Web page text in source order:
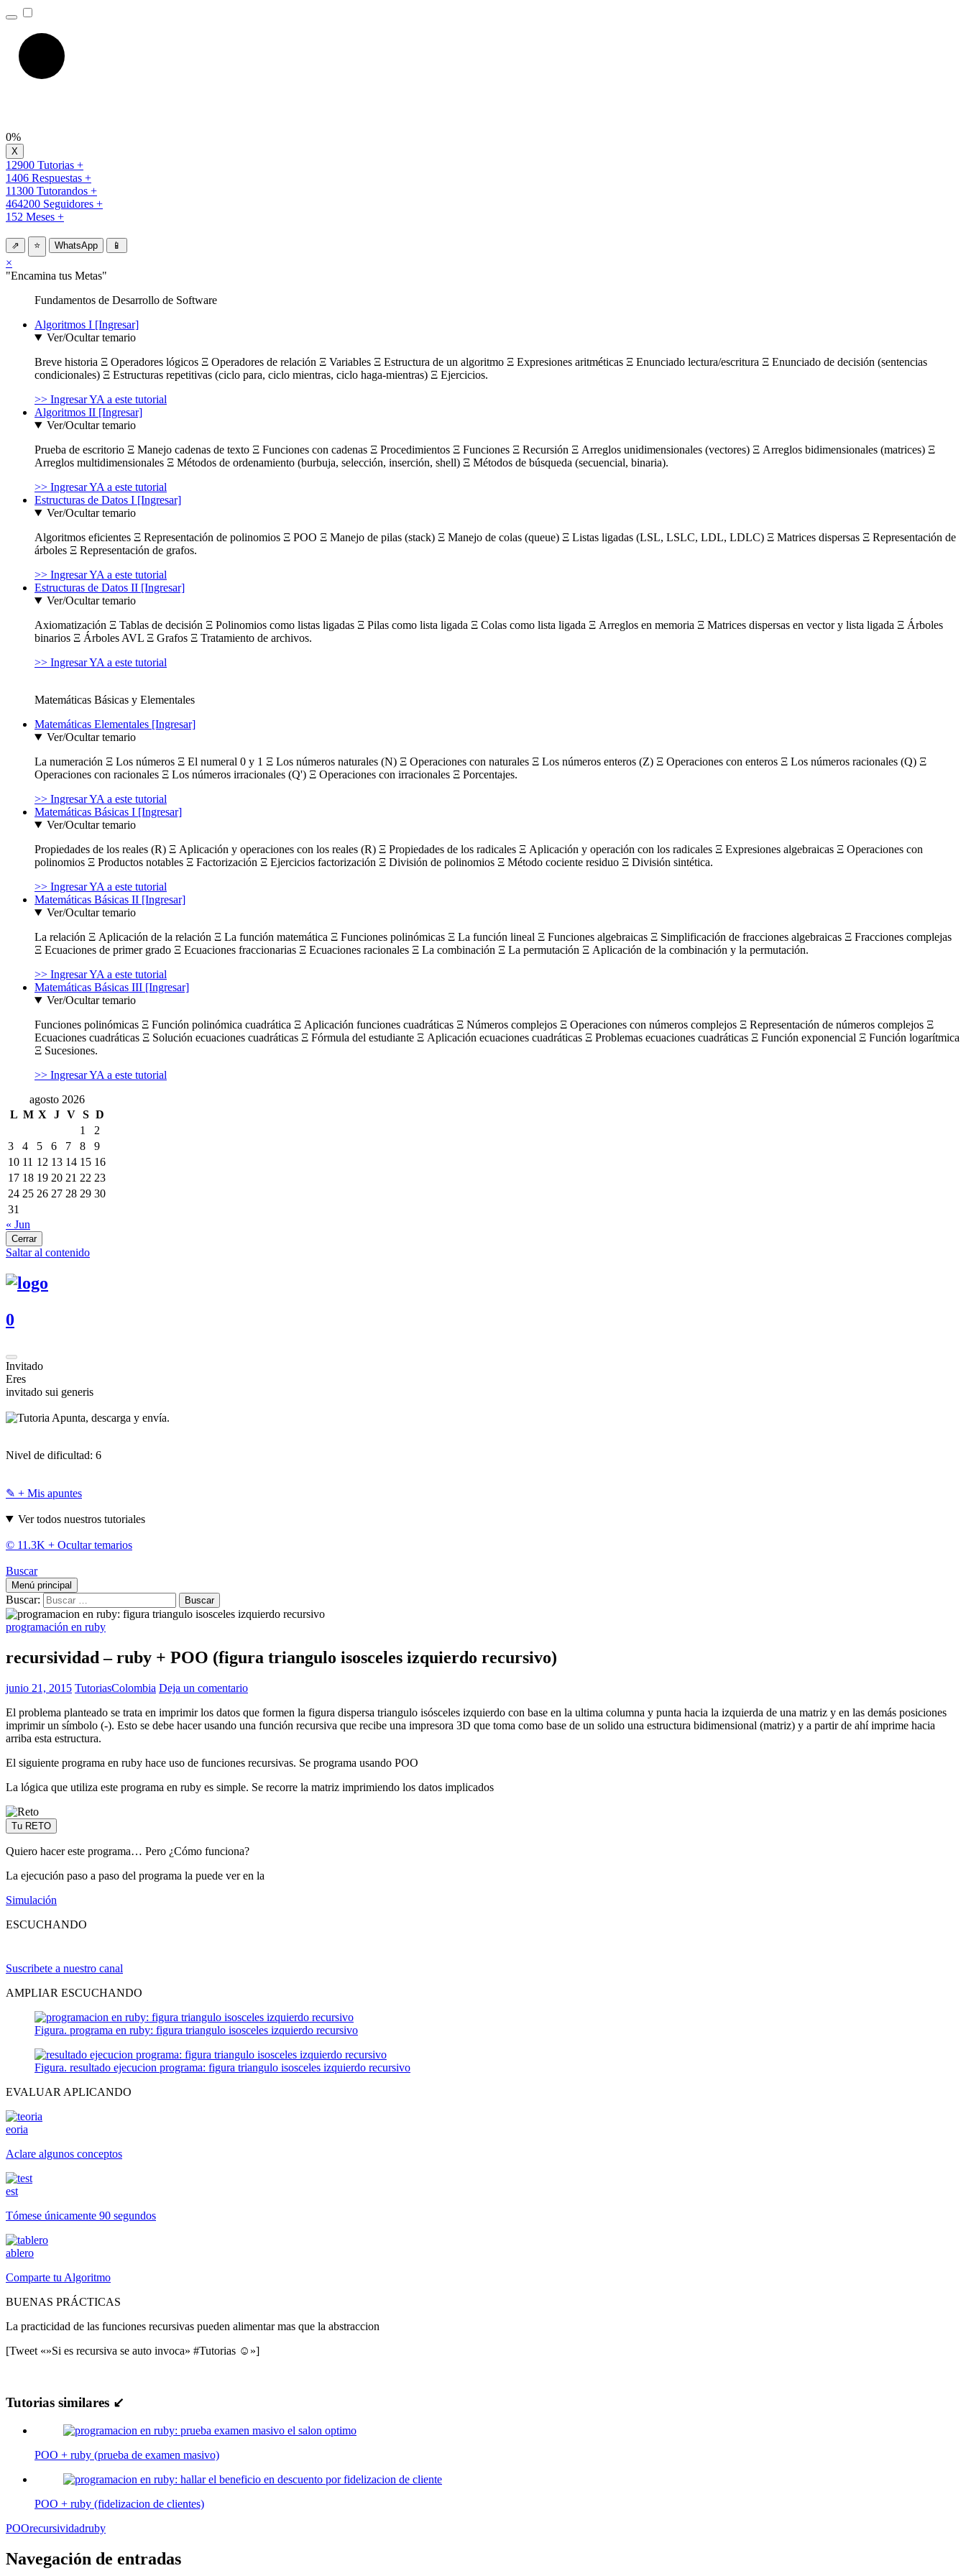
0%
12900 Tutorias +
1406 Respuestas +
11300 Tutorandos +
464200 Seguidores +
152 Meses +
⇗ ⭐ WhatsApp 📱
×
"Encamina tus Metas"
Fundamentos de Desarrollo de Software
Algoritmos I [Ingresar]
Ver/Ocultar temario
Breve historia Ξ Operadores lógicos Ξ Operadores de relación Ξ Variables Ξ Estructura de un algoritmo Ξ Expresiones aritméticas Ξ Enunciado lectura/escritura Ξ Enunciado de decisión (sentencias
condicionales) Ξ Estructuras repetitivas (ciclo para, ciclo mientras, ciclo haga-mientras) Ξ Ejercicios.
>> Ingresar YA a este tutorial
Algoritmos II [Ingresar]
Ver/Ocultar temario
Prueba de escritorio Ξ Manejo cadenas de texto Ξ Funciones con cadenas Ξ Procedimientos Ξ Funciones Ξ Recursión Ξ Arreglos unidimensionales (vectores) Ξ Arreglos bidimensionales (matrices) Ξ
Arreglos multidimensionales Ξ Métodos de ordenamiento (burbuja, selección, inserción, shell) Ξ Métodos de búsqueda (secuencial, binaria).
>> Ingresar YA a este tutorial
Estructuras de Datos I [Ingresar]
Ver/Ocultar temario
Algoritmos eficientes Ξ Representación de polinomios Ξ POO Ξ Manejo de pilas (stack) Ξ Manejo de colas (queue) Ξ Listas ligadas (LSL, LSLC, LDL, LDLC) Ξ Matrices dispersas Ξ Representación de
árboles Ξ Representación de grafos.
>> Ingresar YA a este tutorial
Estructuras de Datos II [Ingresar]
Ver/Ocultar temario
Axiomatización Ξ Tablas de decisión Ξ Polinomios como listas ligadas Ξ Pilas como lista ligada Ξ Colas como lista ligada Ξ Arreglos en memoria Ξ Matrices dispersas en vector y lista ligada Ξ Árboles
binarios Ξ Árboles AVL Ξ Grafos Ξ Tratamiento de archivos.
>> Ingresar YA a este tutorial
Matemáticas Básicas y Elementales
Matemáticas Elementales [Ingresar]
Ver/Ocultar temario
La numeración Ξ Los números Ξ El numeral 0 y 1 Ξ Los números naturales (N) Ξ Operaciones con naturales Ξ Los números enteros (Z) Ξ Operaciones con enteros Ξ Los números racionales (Q) Ξ
Operaciones con racionales Ξ Los números irracionales (Q') Ξ Operaciones con irracionales Ξ Porcentajes.
>> Ingresar YA a este tutorial
Matemáticas Básicas I [Ingresar]
Ver/Ocultar temario
Propiedades de los reales (R) Ξ Aplicación y operaciones con los reales (R) Ξ Propiedades de los radicales Ξ Aplicación y operación con los radicales Ξ Expresiones algebraicas Ξ Operaciones con
polinomios Ξ Productos notables Ξ Factorización Ξ Ejercicios factorización Ξ División de polinomios Ξ Método cociente residuo Ξ División sintética.
>> Ingresar YA a este tutorial
Matemáticas Básicas II [Ingresar]
Ver/Ocultar temario
La relación Ξ Aplicación de la relación Ξ La función matemática Ξ Funciones polinómicas Ξ La función lineal Ξ Funciones algebraicas Ξ Simplificación de fracciones algebraicas Ξ Fracciones complejas
Ξ Ecuaciones de primer grado Ξ Ecuaciones fraccionarias Ξ Ecuaciones racionales Ξ La combinación Ξ La permutación Ξ Aplicación de la combinación y la permutación.
>> Ingresar YA a este tutorial
Matemáticas Básicas III [Ingresar]
Ver/Ocultar temario
Funciones polinómicas Ξ Función polinómica cuadrática Ξ Aplicación funciones cuadráticas Ξ Números complejos Ξ Operaciones con números complejos Ξ Representación de números complejos Ξ
Ecuaciones cuadráticas Ξ Solución ecuaciones cuadráticas Ξ Fórmula del estudiante Ξ Aplicación ecuaciones cuadráticas Ξ Problemas ecuaciones cuadráticas Ξ Función exponencial Ξ Función logarítmica
Ξ Sucesiones.
>> Ingresar YA a este tutorial
agosto 2026
L M X J V S D
1
2
3
4 5 6 7 8
9
10 11 12 13 14 15 16
17 18 19 20 21 22 23
24 25 26 27 28 29 30
31
« Jun
Cerrar
Saltar al contenido
0
Invitado
Eres
invitado sui generis
Apunta, descarga y envía.
Nivel de dificultad: 6
✎ + Mis apuntes
Ver todos nuestros tutoriales
© 11.3K + Ocultar temarios
Buscar
Menú principal
Buscar:
programación en ruby
recursividad – ruby + POO (figura triangulo isosceles izquierdo recursivo)
junio 21, 2015 TutoriasColombia Deja un comentario
El problema planteado se trata en imprimir los datos que formen la figura dispersa triangulo isósceles izquierdo con base en la ultima columna y punta hacia la izquierda de una matriz y en las demás posiciones
imprimir un símbolo (-). Esto se debe hacer usando una función recursiva que recibe una impresora 3D que toma como base de un solido una estructura bidimensional (matriz) y a partir de ahí imprime hacia
arriba esta estructura.
El siguiente programa en ruby hace uso de funciones recursivas. Se programa usando POO
La lógica que utiliza este programa en ruby es simple. Se recorre la matriz imprimiendo los datos implicados
Tu RETO
Quiero hacer este programa… Pero ¿Cómo funciona?
La ejecución paso a paso del programa la puede ver en la
Simulación
ESCUCHANDO
Suscribete a nuestro canal
AMPLIAR ESCUCHANDO
Figura. programa en ruby: figura triangulo isosceles izquierdo recursivo
Figura. resultado ejecucion programa: figura triangulo isosceles izquierdo recursivo
EVALUAR APLICANDO
eoria
Aclare algunos conceptos
est
Tómese únicamente 90 segundos
ablero
Comparte tu Algoritmo
BUENAS PRÁCTICAS
La practicidad de las funciones recursivas pueden alimentar mas que la abstraccion
[Tweet «»Si es recursiva se auto invoca» #Tutorias ☺»]
Tutorias similares ↙
POO + ruby (prueba de examen masivo)
POO + ruby (fidelizacion de clientes)
POOrecursividadruby
Navegación de entradas